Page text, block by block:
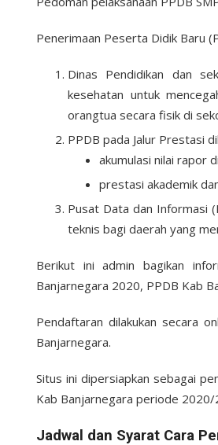
Penerimaan Peserta Didik Baru
Dinas Pendidikan dan
kesehatan untuk
orangtua secara fisik di
PPDB pada Jalur Prestasi
akumulasi nilai rapor
prestasi akademik
Pusat Data dan Informasi
teknis bagi daerah yang
Berikut ini admin bagikan
Banjarnegara 2020, PPDB Kab
Pendaftaran dilakukan secara
Banjarnegara.
Situs ini dipersiapkan sebagai
Kab Banjarnegara periode
Jadwal dan Syarat Cara